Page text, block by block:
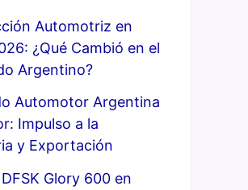
Automotriz en
¿Qué Cambió en el
Argentino?
Automotor Argentina
Impulso a la
y Exportación
Glory 600 en